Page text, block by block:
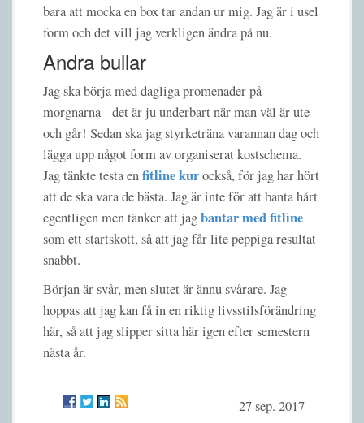
bara att mocka en box tar andan ur mig. Jag är i usel
form och det vill jag verkligen ändra på nu.
Andra bullar
Jag ska börja med dagliga promenader på
morgnarna - det är ju underbart när man väl är ute
och går! Sedan ska jag styrketräna varannan dag och
lägga upp något form av organiserat kostschema.
Jag tänkte testa enfitline kurockså, för jag har hört
att de ska vara de bästa. Jag är inte för att banta hårt
egentligen men tänker att jagbantar med fitline
som ett startskott, så att jag får lite peppiga resultat
snabbt.
Början är svår, men slutet är ännu svårare. Jag
hoppas att jag kan få in en riktig livsstilsförändring
här, så att jag slipper sitta här igen efter semestern
nästa år.
27 sep. 2017